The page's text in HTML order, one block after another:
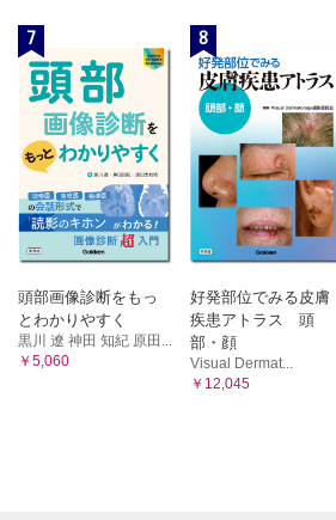
7
頭部画像診断をもっ
とわかりやすく
黒川 遼 神田 知紀 原田...
￥5,060
8
好発部位でみる皮膚
疾患アトラス 頭
部・顔
Visual Dermat...
￥12,045